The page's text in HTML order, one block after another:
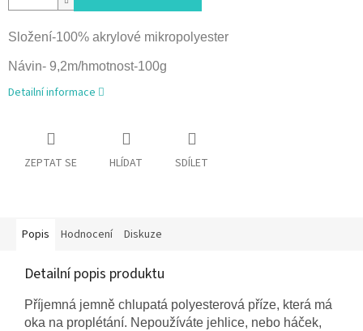
Složení-100% akrylové mikropolyester
Návin- 9,2m/hmotnost-100g
Detailní informace
ZEPTAT SE HLÍDAT SDÍLET
Popis Hodnocení Diskuze
Detailní popis produktu
Příjemná jemně chlupatá polyesterová příze, která má
oka na proplétání. Nepoužíváte jehlice, nebo háček,